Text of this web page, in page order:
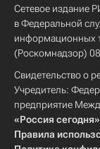
Сетевое издание
в Федеральной
информационных
(Роскомнадзор)
Свидетельство о
Учредитель:
предприятие
«Россия сегодня»
Правила